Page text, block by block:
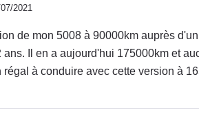
2021
de mon 5008 à 90000km auprès
ans. Il en a aujourd'hui 175000km et
régal à conduire avec cette version à
à fait raisonnable vu les kilomètres